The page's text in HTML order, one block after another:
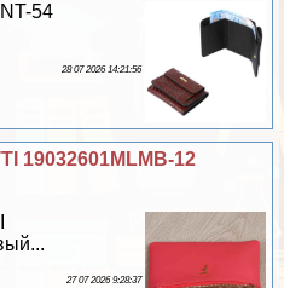
54
28 07 2026 14:21:56
19032601MLMB-12
27 07 2026 9:28:37